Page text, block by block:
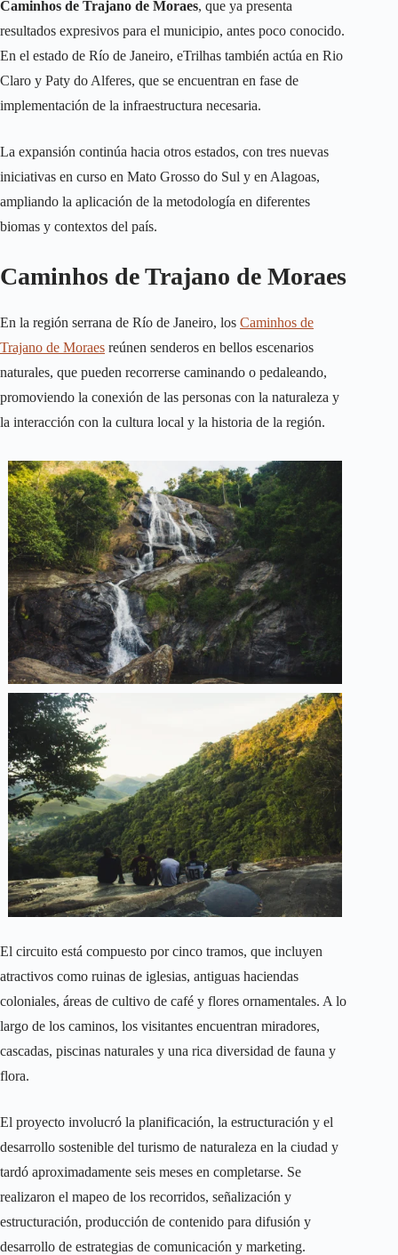
Caminhos de Trajano de Moraes, que ya presenta
resultados expresivos para el municipio, antes poco conocido.
En el estado de Río de Janeiro, eTrilhas también actúa en Rio
Claro y Paty do Alferes, que se encuentran en fase de
implementación de la infraestructura necesaria.
La expansión continúa hacia otros estados, con tres nuevas
iniciativas en curso en Mato Grosso do Sul y en Alagoas,
ampliando la aplicación de la metodología en diferentes
biomas y contextos del país.
Caminhos de Trajano de Moraes
En la región serrana de Río de Janeiro, los Caminhos de
Trajano de Moraes reúnen senderos en bellos escenarios
naturales, que pueden recorrerse caminando o pedaleando,
promoviendo la conexión de las personas con la naturaleza y
la interacción con la cultura local y la historia de la región.
El circuito está compuesto por cinco tramos, que incluyen
atractivos como ruinas de iglesias, antiguas haciendas
coloniales, áreas de cultivo de café y flores ornamentales. A lo
largo de los caminos, los visitantes encuentran miradores,
cascadas, piscinas naturales y una rica diversidad de fauna y
flora.
El proyecto involucró la planificación, la estructuración y el
desarrollo sostenible del turismo de naturaleza en la ciudad y
tardó aproximadamente seis meses en completarse. Se
realizaron el mapeo de los recorridos, señalización y
estructuración, producción de contenido para difusión y
desarrollo de estrategias de comunicación y marketing.